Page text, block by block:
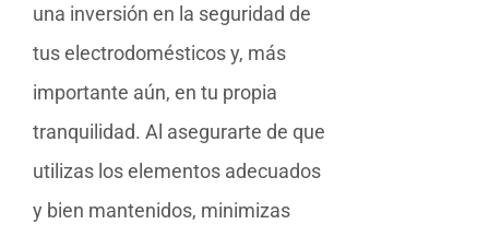
una inversión en la seguridad de
tus electrodomésticos y, más
importante aún, en tu propia
tranquilidad. Al asegurarte de que
utilizas los elementos adecuados
y bien mantenidos, minimizas